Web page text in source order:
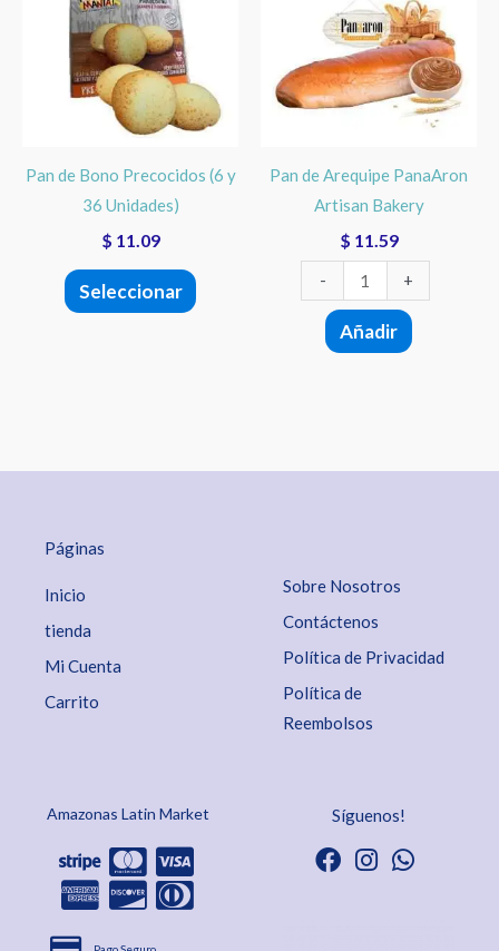
Pan de Bono Precocidos (6 y
36 Unidades)
$ 11.09
Seleccionar
Las
opciones
pueden
la
página
Pan de Arequipe PanaAron
Artisan Bakery
$ 11.59
-
PanaAron
Artisan
Bakery
+
Añadir
Páginas
Inicio
tienda
Mi Cuenta
Carrito
Sobre Nosotros
Contáctenos
Política de Privacidad
Política de
Reembolsos
Amazonas Latin Market Síguenos!